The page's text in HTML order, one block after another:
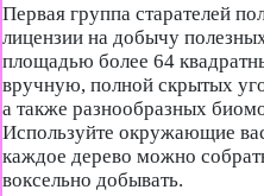
Первая группа старателей
лицензии на добычу
площадью более 64
вручную, полной скрытых
а также разнообразных
Используйте окружающие
каждое дерево можно
воксельно добывать.